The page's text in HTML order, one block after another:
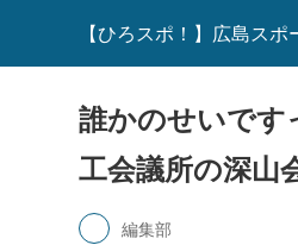
【ひろスポ！】広島ス
誰かのせいです
工会議所の深山
編集部